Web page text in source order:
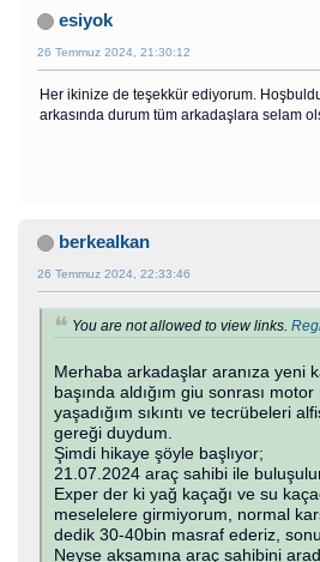
esiyok
26 Temmuz 2024, 21:30:12
Her ikinize de teşekkür ediyorum.
arkasında durum tüm arkadaşlara selam
berkealkan
26 Temmuz 2024, 22:33:46
You are not allowed to view links.
Merhaba arkadaşlar aranıza yeni
başında aldığım giu sonrası
yaşadığım sıkıntı ve tecrübeleri
gereği duydum.
Şimdi hikaye şöyle başlıyor;
21.07.2024 araç sahibi ile
Exper der ki yağ kaçağı ve su
meselelere girmiyorum, normal
dedik 30-40bin masraf ederiz,
Neyse akşamına araç sahibini